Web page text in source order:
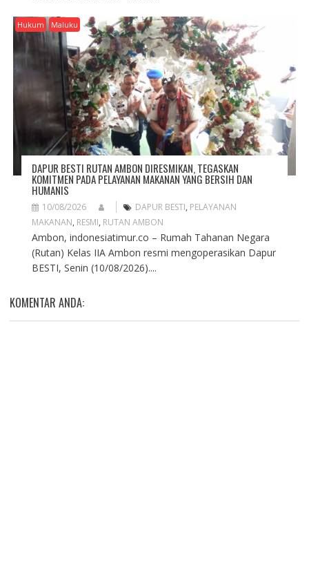
Hukum Maluku
DAPUR BESTI RUTAN AMBON DIRESMIKAN, TEGASKAN
KOMITMEN PADA PELAYANAN MAKANAN YANG BERSIH DAN
HUMANIS
10/08/2026 DAPUR BESTI, PELAYANAN
MAKANAN, RESMI, RUTAN AMBON
Ambon, indonesiatimur.co – Rumah Tahanan Negara
(Rutan) Kelas IIA Ambon resmi mengoperasikan Dapur
BESTI, Senin (10/08/2026)....
KOMENTAR ANDA: